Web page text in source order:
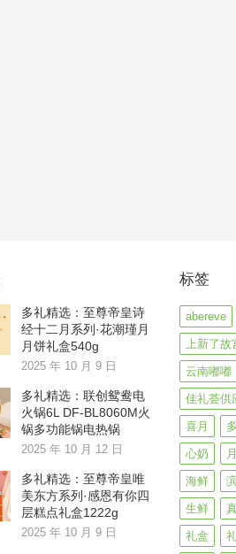
多礼精选：至尊帝皇诗
经十二月系列·花潮瑾月
月饼礼盒540g
2025 年 10 月 9 日
多礼精选：联创鸳鸯电
火锅6L DF-BL8060M火
锅多功能锅电热锅
2025 年 10 月 12 日
多礼精选：至尊帝皇唯
美东方系列·感恩有你四
层糕点礼盒1222g
2025 年 10 月 9 日
标签
abereve
上新了故
云南嘟嘟
佳礼荟供
喜月
心奶
海鲜
生鲜
礼盒